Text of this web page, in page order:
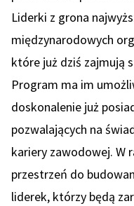
Liderki z grona
międzynarodowych
które już dziś zajmują
Program ma im
doskonalenie już
pozwalających na
kariery zawodowej. W
przestrzeń do
liderek, którzy będą